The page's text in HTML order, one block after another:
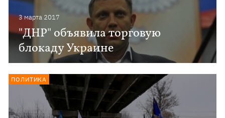
3 марта 2017
"ДНР" объявила торговую
блокаду Украине
ПОЛИТИКА